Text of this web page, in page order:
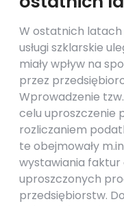
W ostatnich
usługi szklarskie
miały wpływ na
przez
Wprowadzenie
celu uproszczenie
rozliczaniem
te obejmowały
wystawiania faktur
uproszczonych
przedsiębiorstw.